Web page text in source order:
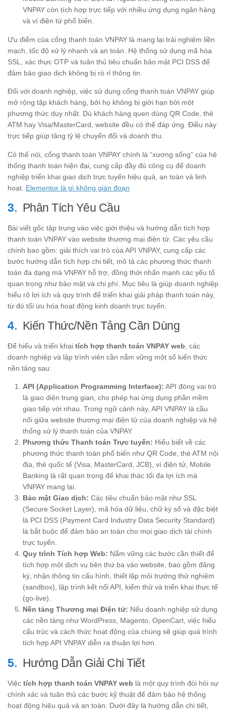
VNPAY còn tích hợp trực tiếp với nhiều ứng dụng ngân hàng
và ví điện tử phổ biến.
Ưu điểm của cổng thanh toán VNPAY là mang lại trải nghiệm liền
mạch, tốc độ xử lý nhanh và an toàn. Hệ thống sử dụng mã hóa
SSL, xác thực OTP và tuân thủ tiêu chuẩn bảo mật PCI DSS để
đảm bảo giao dịch không bị rò rỉ thông tin.
Đối với doanh nghiệp, việc sử dụng cổng thanh toán VNPAY giúp
mở rộng tập khách hàng, bởi họ không bị giới hạn bởi một
phương thức duy nhất. Dù khách hàng quen dùng QR Code, thẻ
ATM hay Visa/MasterCard, website đều có thể đáp ứng. Điều này
trực tiếp giúp tăng tỷ lệ chuyển đổi và doanh thu.
Có thể nói, cổng thanh toán VNPAY chính là “xương sống” của hệ
thống thanh toán hiện đại, cung cấp đầy đủ công cụ để doanh
nghiệp triển khai giao dịch trực tuyến hiệu quả, an toàn và linh
hoạt. Elementor là gì không gián đoạn
Phân Tích Yêu Cầu
Bài viết gốc tập trung vào việc giới thiệu và hướng dẫn tích hợp
thanh toán VNPAY vào website thương mại điện tử. Các yêu cầu
chính bao gồm: giải thích vai trò của API VNPAY, cung cấp các
bước hướng dẫn tích hợp chi tiết, mô tả các phương thức thanh
toán đa dạng mà VNPAY hỗ trợ, đồng thời nhấn mạnh các yếu tố
quan trọng như bảo mật và chi phí. Mục tiêu là giúp doanh nghiệp
hiểu rõ lợi ích và quy trình để triển khai giải pháp thanh toán này,
từ đó tối ưu hóa hoạt động kinh doanh trực tuyến.
Kiến Thức/Nền Tảng Cần Dùng
Để hiểu và triển khai tích hợp thanh toán VNPAY web , các
doanh nghiệp và lập trình viên cần nắm vững một số kiến thức
nền tảng sau:
API (Application Programming Interface): API đóng vai trò
là giao diện trung gian, cho phép hai ứng dụng phần mềm
giao tiếp với nhau. Trong ngữ cảnh này, API VNPAY là cầu
nối giữa website thương mại điện tử của doanh nghiệp và hệ
thống xử lý thanh toán của VNPAY.
Phương thức Thanh toán Trực tuyến: Hiểu biết về các
phương thức thanh toán phổ biến như QR Code, thẻ ATM nội
địa, thẻ quốc tế (Visa, MasterCard, JCB), ví điện tử, Mobile
Banking là rất quan trọng để khai thác tối đa lợi ích mà
VNPAY mang lại.
Bảo mật Giao dịch: Các tiêu chuẩn bảo mật như SSL
(Secure Socket Layer), mã hóa dữ liệu, chữ ký số và đặc biệt
là PCI DSS (Payment Card Industry Data Security Standard)
là bắt buộc để đảm bảo an toàn cho mọi giao dịch tài chính
trực tuyến.
Quy trình Tích hợp Web: Nắm vững các bước cần thiết để
tích hợp một dịch vụ bên thứ ba vào website, bao gồm đăng
ký, nhận thông tin cấu hình, thiết lập môi trường thử nghiệm
(sandbox), lập trình kết nối API, kiểm thử và triển khai thực tế
(go-live).
Nền tảng Thương mại Điện tử: Nếu doanh nghiệp sử dụng
các nền tảng như WordPress, Magento, OpenCart, việc hiểu
cấu trúc và cách thức hoạt động của chúng sẽ giúp quá trình
tích hợp API VNPAY diễn ra thuận lợi hơn.
Hướng Dẫn Giải Chi Tiết
Việc tích hợp thanh toán VNPAY web là một quy trình đòi hỏi sự
chính xác và tuân thủ các bước kỹ thuật để đảm bảo hệ thống
hoạt động hiệu quả và an toàn. Dưới đây là hướng dẫn chi tiết,